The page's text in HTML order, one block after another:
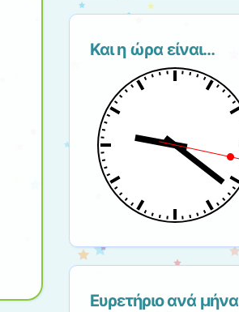
Και η ώρα είναι…
Ευρετήριο ανά μήνα